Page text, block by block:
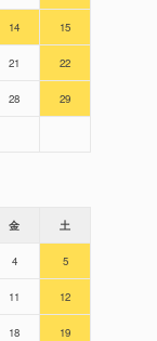
14 15
21 22
28 29
金 土
4 5
11 12
18 19